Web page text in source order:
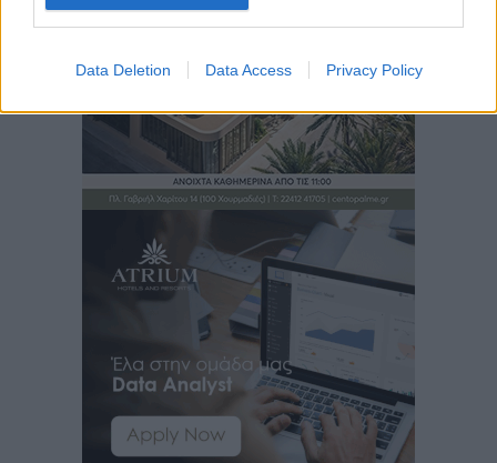
Data Deletion Data Access Privacy Policy